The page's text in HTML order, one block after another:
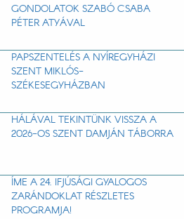
GONDOLATOK SZABÓ CSABA
PÉTER ATYÁVAL
PAPSZENTELÉS A NYÍREGYHÁZI
SZENT MIKLÓS-
SZÉKESEGYHÁZBAN
HÁLÁVAL TEKINTÜNK VISSZA A
2026-OS SZENT DAMJÁN TÁBORRA
ÍME A 24. IFJÚSÁGI GYALOGOS
ZARÁNDOKLAT RÉSZLETES
PROGRAMJA!